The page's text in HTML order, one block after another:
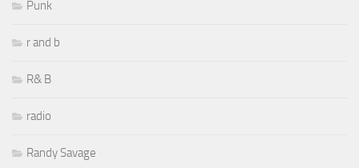
Punk
r and b
R& B
radio
Randy Savage